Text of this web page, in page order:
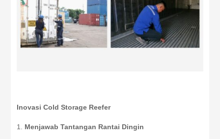
Inovasi Cold Storage Reefer
Menjawab Tantangan Rantai Dingin